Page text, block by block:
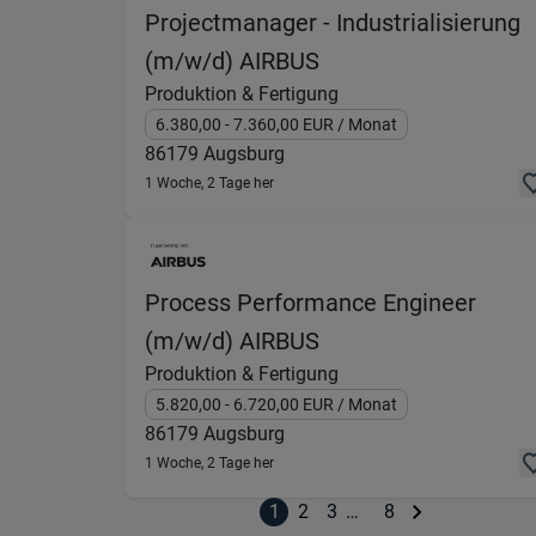
Projectmanager - Industrialisierung
(m/w/d) AIRBUS
Produktion & Fertigung
6.380,00 - 7.360,00 EUR / Monat
86179 Augsburg
1 Woche, 2 Tage her
Process Performance Engineer
(m/w/d) AIRBUS
Produktion & Fertigung
5.820,00 - 6.720,00 EUR / Monat
86179 Augsburg
1 Woche, 2 Tage her
1 2 3 … 8